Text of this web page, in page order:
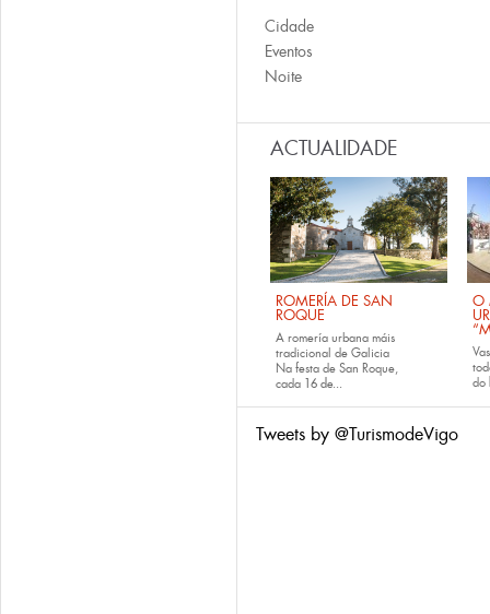
Cidade
Eventos
Noite
ACTUALIDADE
ROMERÍA DE SAN
ROQUE
A romería urbana máis
tradicional de Galicia
Na festa de San Roque,
cada 16 de...
O
do
Tweets by @TurismodeVigo